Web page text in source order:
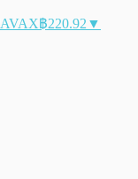
AVAX฿220.92 ▼